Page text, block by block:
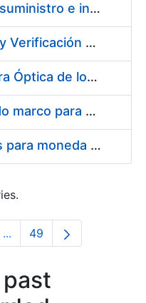
Acuerdo marco para el suministro e instalación de persianas, estores y otros complementos
Servicio de Calibración y Verificación Externa de los Equipos de Medición del Servicio de Prevención de la FNMT-RCM
Conexión mediante Fibra Óptica de los Centros de Proceso de Datos (CPDs) de las sedes de la FNMT-RCM de Burgos y Madrid
Contratación de acuerdo marco para el Suministro de Material de Electricidad para la Fábrica Nacional de Moneda y Timbre-Real Casa de la Moneda en su centro de trabajo de Burgos
Suministro de estuches para moneda de 30 €
...Intermediate Pages Use
Page
49